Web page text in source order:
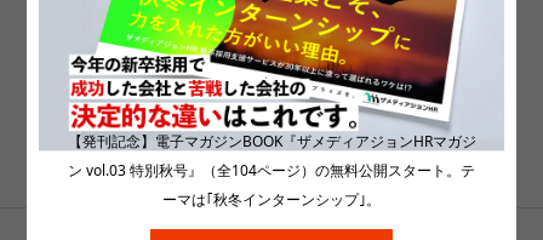
富士通が新卒一括採用を廃止を発表。日本の新卒
採用が変わる!? 新卒採用と通年採用のメリット・
デメリットについて。
【発刊記念】電子マガジンBOOK『ザメディアジョンHRマガジ
ン vol.03 特別秋号』（全104ページ）の無料公開スタート。テ
ーマは｢秋冬インターンシップ｣。